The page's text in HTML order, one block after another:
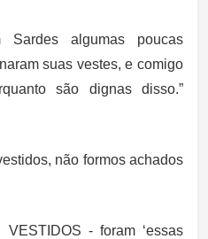
Sardes algumas poucas
suas vestes, e comigo
são dignas disso.”
não formos achados
- foram ‘essas